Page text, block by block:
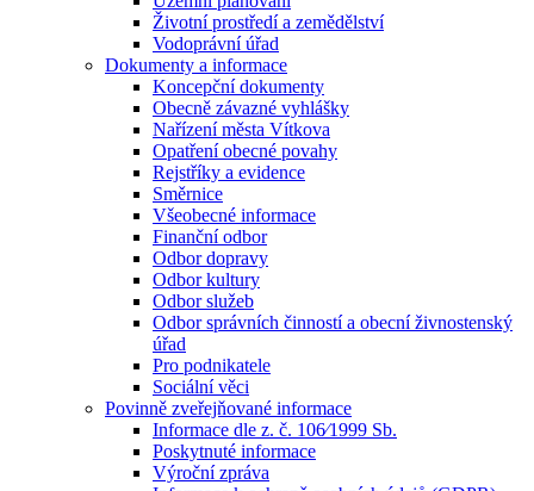
Životní prostředí a zemědělství
Vodoprávní úřad
Dokumenty a informace
Koncepční dokumenty
Obecně závazné vyhlášky
Nařízení města Vítkova
Opatření obecné povahy
Rejstříky a evidence
Směrnice
Všeobecné informace
Finanční odbor
Odbor dopravy
Odbor kultury
Odbor služeb
Odbor správních činností a obecní živnostenský
úřad
Pro podnikatele
Sociální věci
Povinně zveřejňované informace
Informace dle z. č. 106⁄1999 Sb.
Poskytnuté informace
Výroční zpráva